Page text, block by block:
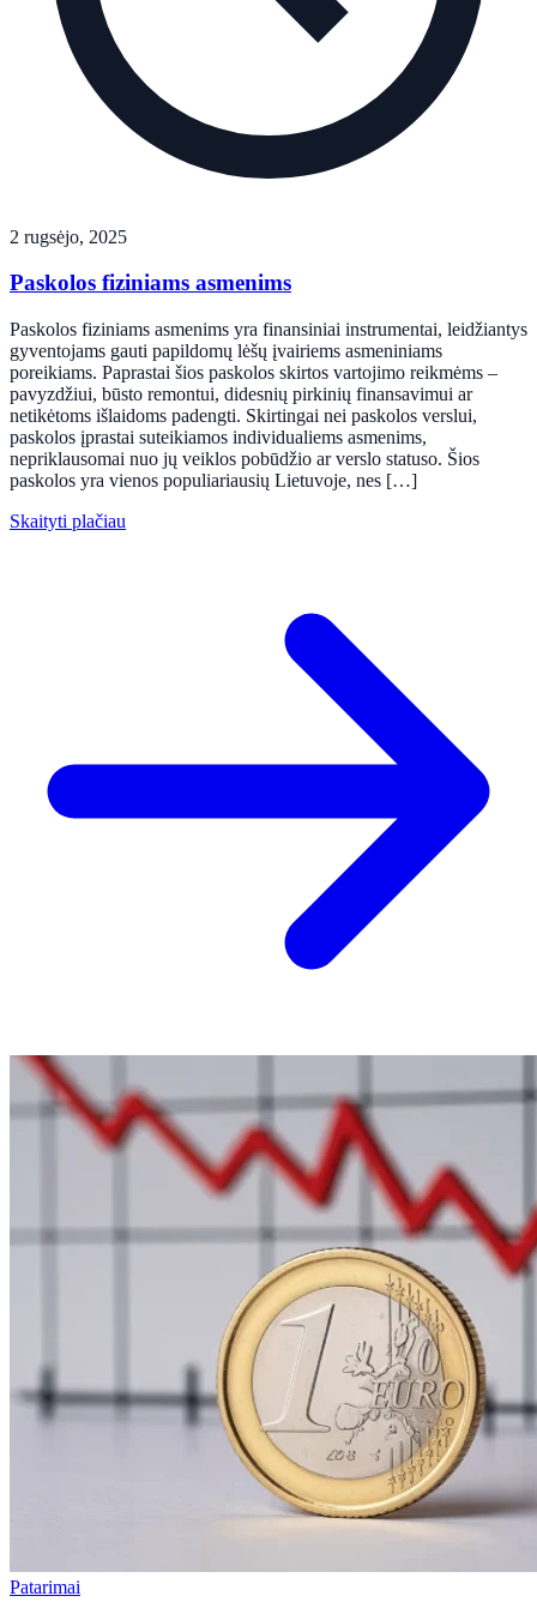
2 rugsėjo, 2025
Paskolos fiziniams asmenims
Paskolos fiziniams asmenims yra finansiniai instrumentai, leidžiantys
gyventojams gauti papildomų lėšų įvairiems asmeniniams
poreikiams. Paprastai šios paskolos skirtos vartojimo reikmėms –
pavyzdžiui, būsto remontui, didesnių pirkinių finansavimui ar
netikėtoms išlaidoms padengti. Skirtingai nei paskolos verslui,
paskolos įprastai suteikiamos individualiems asmenims,
nepriklausomai nuo jų veiklos pobūdžio ar verslo statuso. Šios
paskolos yra vienos populiariausių Lietuvoje, nes […]
Skaityti plačiau
Patarimai